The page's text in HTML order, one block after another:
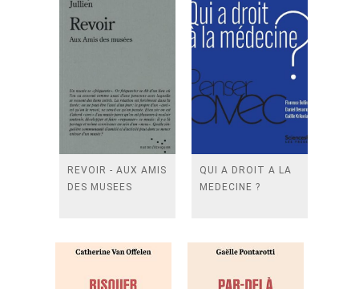
REVOIR - AUX AMIS
DES MUSEES
QUI A DROIT A LA
MEDECINE ?